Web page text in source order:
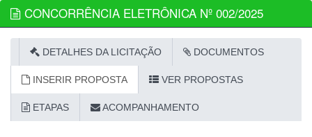
CONCORRÊNCIA ELETRÔNICA Nº 002/2025
DETALHES DA LICITAÇÃO DOCUMENTOS
INSERIR PROPOSTA VER PROPOSTAS
ETAPAS ACOMPANHAMENTO